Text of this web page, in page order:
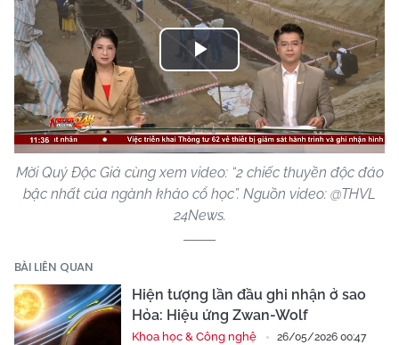
Play
Video
Mời Quý Độc Giả cùng xem video: “2 chiếc thuyền độc đáo
bậc nhất của ngành khảo cổ học”. Nguồn video: @THVL
24News.
BÀI LIÊN QUAN
Hiện tượng lần đầu ghi nhận ở sao
Hỏa: Hiệu ứng Zwan-Wolf
Khoa học & Công nghệ 26/05/2026 00:47